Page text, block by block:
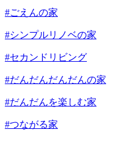
#ごえんの家
#シンプルリノベの家
#セカンドリビング
#だんだんだんだんの家
#だんだんを楽しむ家
#つながる家